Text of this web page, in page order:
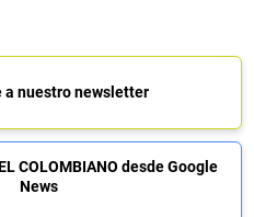
a nuestro newsletter
COLOMBIANO desde Google
News